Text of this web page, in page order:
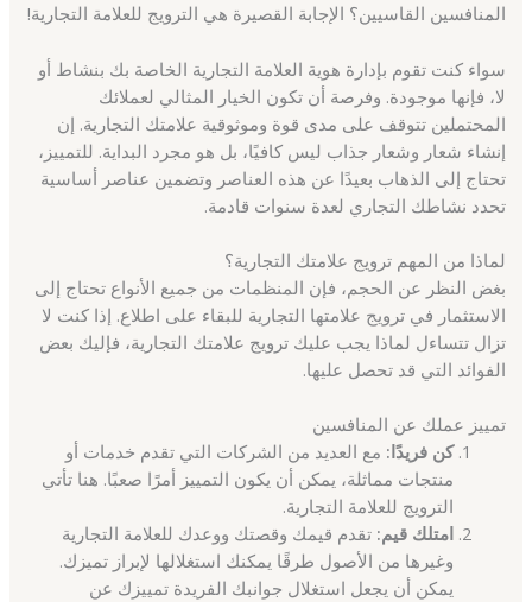
المنافسين القاسيين؟ الإجابة القصيرة هي الترويج للعلامة التجارية!
سواء كنت تقوم بإدارة هوية العلامة التجارية الخاصة بك بنشاط أو
لا، فإنها موجودة. وفرصة أن تكون الخيار المثالي لعملائك
المحتملين تتوقف على مدى قوة وموثوقية علامتك التجارية. إن
إنشاء شعار وشعار جذاب ليس كافيًا، بل هو مجرد البداية. للتمييز،
تحتاج إلى الذهاب بعيدًا عن هذه العناصر وتضمين عناصر أساسية
تحدد نشاطك التجاري لعدة سنوات قادمة.
لماذا من المهم ترويج علامتك التجارية؟
بغض النظر عن الحجم، فإن المنظمات من جميع الأنواع تحتاج إلى
الاستثمار في ترويج علامتها التجارية للبقاء على اطلاع. إذا كنت لا
تزال تتساءل لماذا يجب عليك ترويج علامتك التجارية، فإليك بعض
الفوائد التي قد تحصل عليها.
تمييز عملك عن المنافسين
كن فريدًا: مع العديد من الشركات التي تقدم خدمات أو
منتجات مماثلة، يمكن أن يكون التمييز أمرًا صعبًا. هنا تأتي
الترويج للعلامة التجارية.
امتلك قيم: تقدم قيمك وقصتك ووعدك للعلامة التجارية
وغيرها من الأصول طرقًا يمكنك استغلالها لإبراز تميزك.
يمكن أن يجعل استغلال جوانبك الفريدة تمييزك عن